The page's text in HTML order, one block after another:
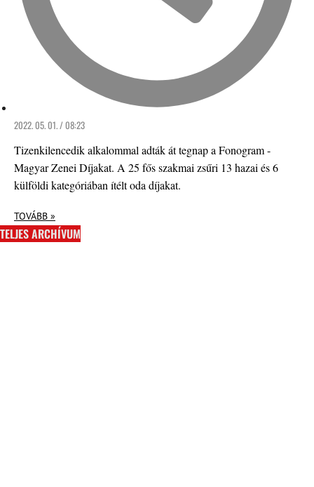
2022. 05. 01. / 08:23
Tizenkilencedik alkalommal adták át tegnap a Fonogram -
Magyar Zenei Díjakat. A 25 fős szakmai zsűri 13 hazai és 6
külföldi kategóriában ítélt oda díjakat.
TOVÁBB »
TELJES ARCHÍVUM